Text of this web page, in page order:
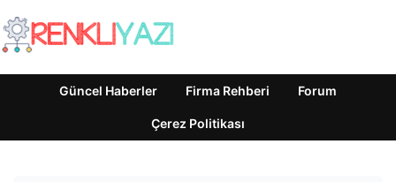
Güncel Haberler Firma Rehberi Forum
Çerez Politikası